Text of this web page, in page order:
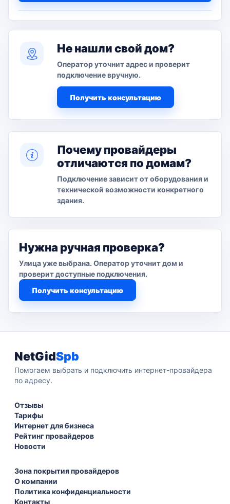
Не нашли свой дом?
Оператор уточнит адрес и проверит
подключение вручную.
Получить консультацию
Почему провайдеры
отличаются по домам?
Подключение зависит от оборудования и
технической возможности конкретного
здания.
Нужна ручная проверка?
Улица уже выбрана. Оператор уточнит дом и
проверит доступные подключения.
Получить консультацию
NetGidSpb
Помогаем выбрать и подключить интернет-провайдера
по адресу.
Отзывы
Тарифы
Интернет для бизнеса
Рейтинг провайдеров
Новости
Зона покрытия провайдеров
О компании
Политика конфиденциальности
Контакты